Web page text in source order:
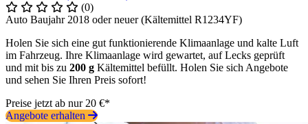
(0)
Auto Baujahr 2018 oder neuer (Kältemittel R1234YF)
Holen Sie sich eine gut funktionierende Klimaanlage und kalte Luft
im Fahrzeug. Ihre Klimaanlage wird gewartet, auf Lecks geprüft
und mit bis zu 200 g Kältemittel befüllt. Holen Sie sich Angebote
und sehen Sie Ihren Preis sofort!
Preise jetzt ab nur 20 €*
Angebote erhalten